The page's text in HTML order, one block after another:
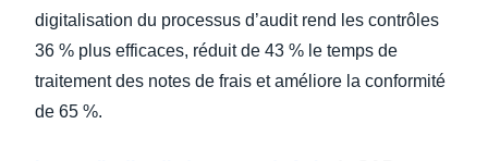
digitalisation du processus d’audit rend les contrôles
36 % plus efficaces, réduit de 43 % le temps de
traitement des notes de frais et améliore la conformité
de 65 %.